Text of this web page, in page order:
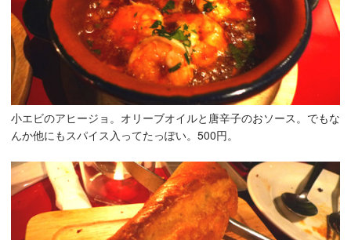
小エビのアヒージョ。オリーブオイルと唐辛子のおソース。でもな
んか他にもスパイス入ってたっぽい。500円。